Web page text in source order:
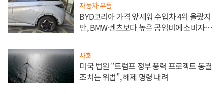
자동차·부품
BYD코리아 가격 앞세워 수입차 4위 올랐지
만, BMW·벤츠보다 높은 공임비에 소비자
사회
미국 법원 "트럼프 정부 풍력 프로젝트 동결
조치는 위법", 해제 명령 내려